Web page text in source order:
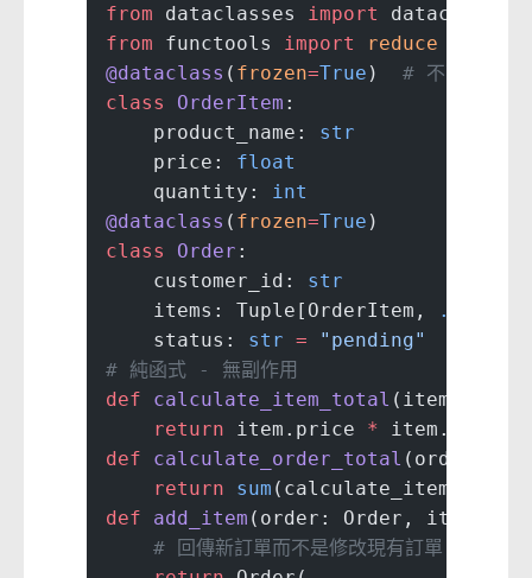
from dataclasses import dataclass
from functools import reduce
@dataclass ( frozen=True ) # 不可變
class OrderItem :
    product_name:
str
    price:
float
    quantity:
int
@dataclass ( frozen=True )
class Order :
    customer_id:
str
    items: Tuple[OrderItem,
...
    status:
str = "pending"
# 純函式 - 無副作用
def calculate_item_total (item:
    return
item.price *
def calculate_order_total (order:
    return
sum
def add_item (order: Order, item:
    # 回傳新訂單而不是修改現有訂單